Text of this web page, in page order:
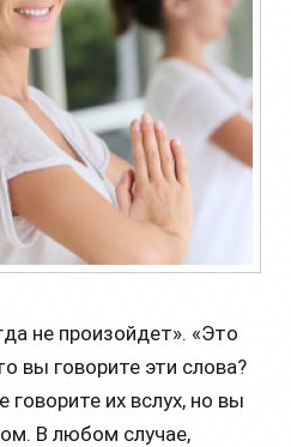
не произойдет». «Это
вы говорите эти слова?
их вслух, но вы
В любом случае,